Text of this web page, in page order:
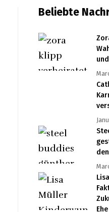
Beliebte